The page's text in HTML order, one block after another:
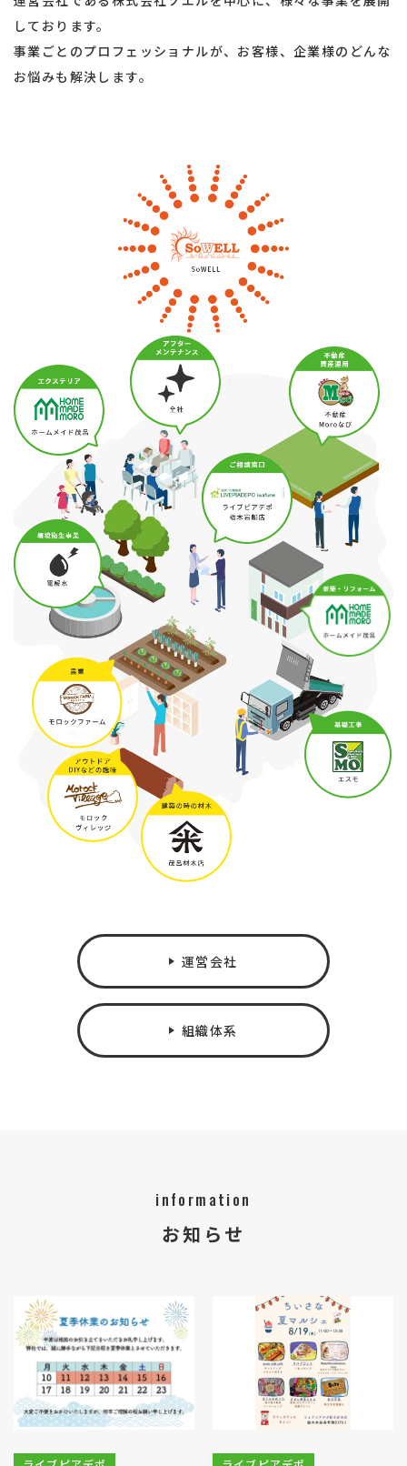
しております。
事業ごとのプロフェッショナルが、お客様、企業様のどんな
お悩みも解決します。
運営会社
組織体系
information
お知らせ